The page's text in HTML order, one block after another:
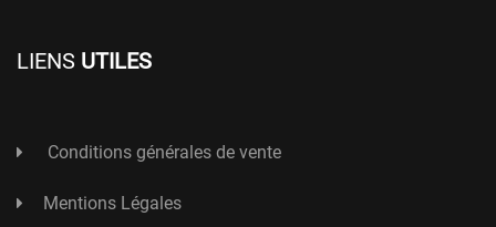
LIENS UTILES
Conditions générales de vente
Mentions Légales